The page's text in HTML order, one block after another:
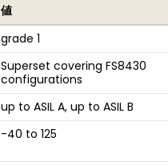
値
grade 1
Superset covering FS8430
configurations
up to ASIL A, up to ASIL B
-40 to 125